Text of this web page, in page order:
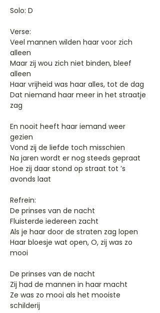
Solo: D
Verse:
Veel mannen wilden haar voor zich
alleen
Maar zij wou zich niet binden, bleef
alleen
Haar vrijheid was haar alles, tot de dag
Dat niemand haar meer in het straatje
zag
En nooit heeft haar iemand weer
gezien
Vond zij de liefde toch misschien
Na jaren wordt er nog steeds gepraat
Hoe zij daar stond op straat tot ’s
avonds laat
Refrein:
De prinses van de nacht
Fluisterde iedereen zacht
Als je haar door de straten zag lopen
Haar bloesje wat open, O, zij was zo
mooi
De prinses van de nacht
Zij had de mannen in haar macht
Ze was zo mooi als het mooiste
schilderij